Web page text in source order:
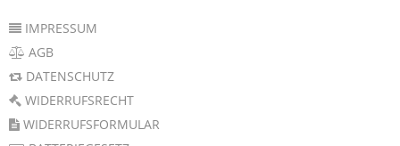
IMPRESSUM
AGB
DATENSCHUTZ
WIDERRUFSRECHT
WIDERRUFSFORMULAR